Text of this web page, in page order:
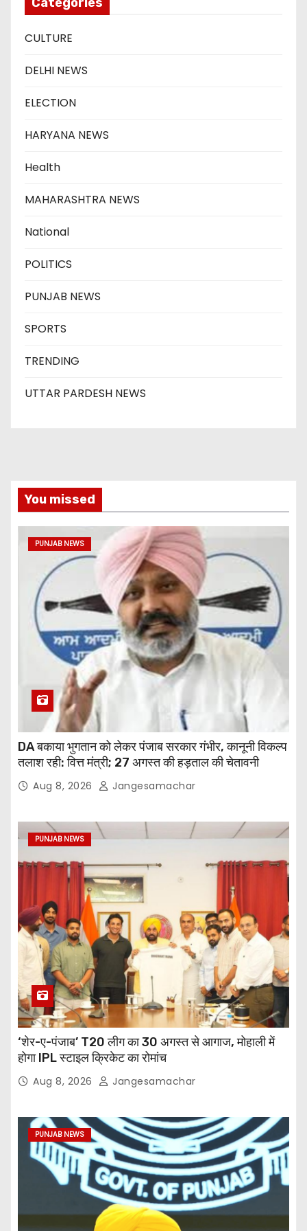
CULTURE
DELHI NEWS
ELECTION
HARYANA NEWS
Health
MAHARASHTRA NEWS
National
POLITICS
PUNJAB NEWS
SPORTS
TRENDING
UTTAR PARDESH NEWS
You missed
PUNJAB NEWS
DA बकाया भुगतान को लेकर पंजाब सरकार गंभीर, कानूनी विकल्प
तलाश रही: वित्त मंत्री; 27 अगस्त की हड़ताल की चेतावनी
Aug 8, 2026 Jangesamachar
PUNJAB NEWS
‘शेर-ए-पंजाब’ T20 लीग का 30 अगस्त से आगाज, मोहाली में
होगा IPL स्टाइल क्रिकेट का रोमांच
Aug 8, 2026 Jangesamachar
PUNJAB NEWS